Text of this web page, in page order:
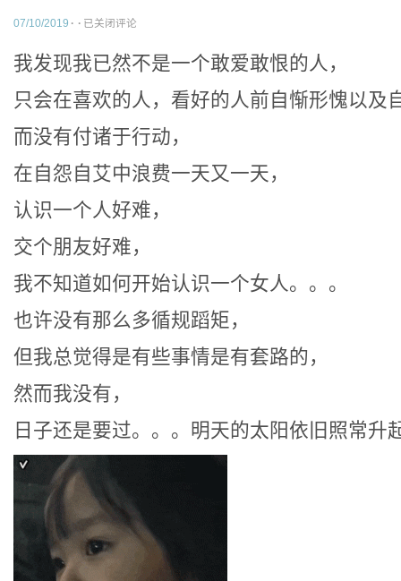
07/10/2019 · · 2019-
10
已关闭评论
我发现我已然不是一个敢爱敢恨的人，
只会在喜欢的人，看好的人前自惭形愧以及
而没有付诸于行动，
在自怨自艾中浪费一天又一天，
认识一个人好难，
交个朋友好难，
我不知道如何开始认识一个女人。。。
也许没有那么多循规蹈矩，
但我总觉得是有些事情是有套路的，
然而我没有，
日子还是要过。。。明天的太阳依旧照常升